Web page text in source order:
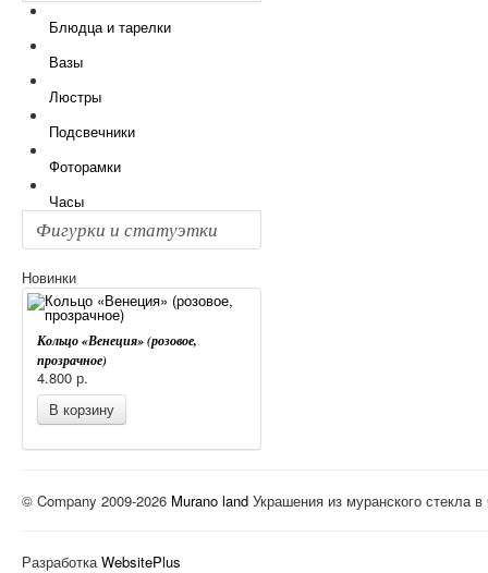
Блюдца и тарелки
Вазы
Люстры
Подсвечники
Фоторамки
Часы
Фигурки и статуэтки
Новинки
Кольцо «Венеция» (розовое,
прозрачное)
4.800 р.
В корзину
© Company 2009-2026 Murano land Украшения из муранского стекла в
РазработкаWebsitePlus